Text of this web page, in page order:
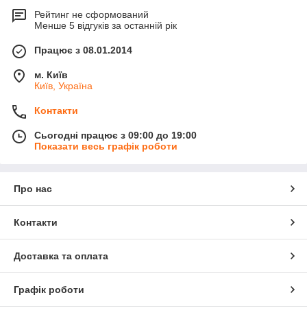
Рейтинг не сформований
Менше 5 відгуків за останній рік
Працює з 08.01.2014
м. Київ
Київ, Україна
Контакти
Сьогодні працює з 09:00 до 19:00
Показати весь графік роботи
Про нас
Контакти
Доставка та оплата
Графік роботи